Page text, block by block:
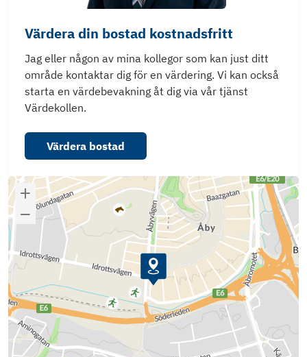
Värdera din bostad kostnadsfritt
Jag eller någon av mina kollegor som kan just ditt
område kontaktar dig för en värdering. Vi kan också
starta en värdebevakning åt dig via vår tjänst
Värdekollen.
Värdera bostad